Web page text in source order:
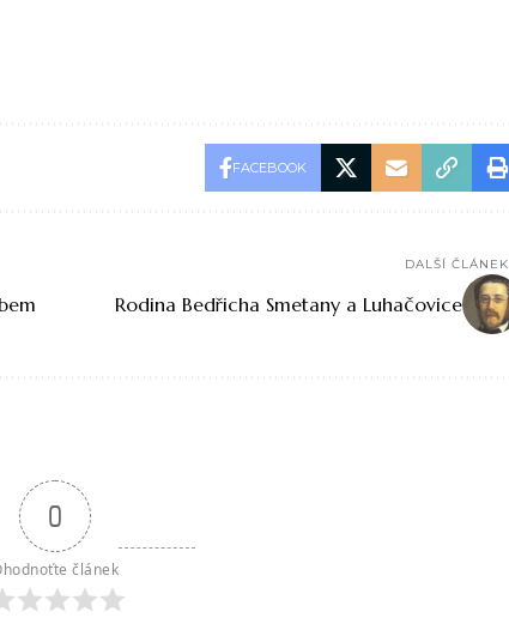
FACEBOOK
DALŠÍ ČLÁNEK
Rodina Bedřicha Smetany a Luhačovice
0
článek